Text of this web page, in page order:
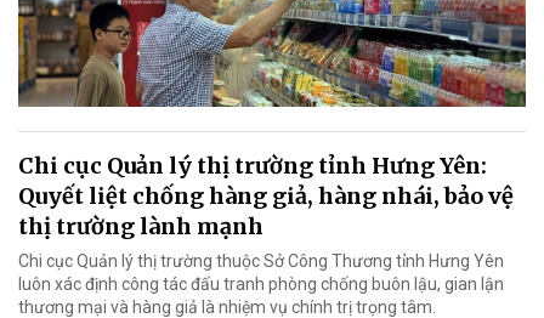
Chi cục Quản lý thị trường tỉnh Hưng Yên:
Quyết liệt chống hàng giả, hàng nhái, bảo vệ
thị trường lành mạnh
Chi cục Quản lý thị trường thuộc Sở Công Thương tỉnh Hưng Yên
luôn xác định công tác đấu tranh phòng chống buôn lậu, gian lận
thương mại và hàng giả là nhiệm vụ chính trị trọng tâm.